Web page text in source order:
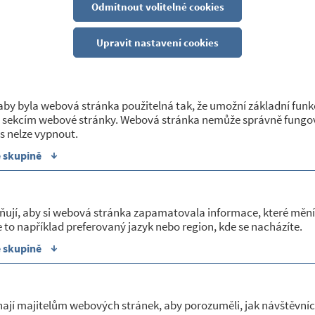
Odmítnout volitelné cookies
Upravit nastavení cookies
byla webová stránka použitelná tak, že umožní základní
webové stránky. Webová stránka nemůže správně
nelze vypnout.
skupině ↓
aby si webová stránka zapamatovala informace, které
například preferovaný jazyk nebo region, kde se nacházíte.
skupině ↓
majitelům webových stránek, aby porozuměli, jak
SLUŽBY OBCE
Poptávka materiálu na šití roušek
V naší mateřské škole její zaměstnanci pokračují v šijí
příspěvkové organizace, kde je jejich odběr a využití
V současné době se však potýkáme s nedostatkem
vyvářet, nitě, případně bílé bavlněné tkalouny. V případě,
K dnešnímu dni bylo užito cca 200 ks rou...